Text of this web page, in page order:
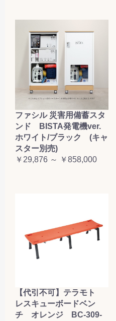
ファシル 災害用備蓄スタ
ンド BISTA発電機ver.
ホワイト/ブラック (キャ
スター別売)
￥29,876 ～ ￥858,000
【代引不可】テラモト
レスキューボードベン
チ オレンジ BC-309-